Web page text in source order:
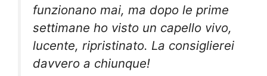
funzionano mai, ma dopo le prime
settimane ho visto un capello vivo,
lucente, ripristinato. La consiglierei
davvero a chiunque!